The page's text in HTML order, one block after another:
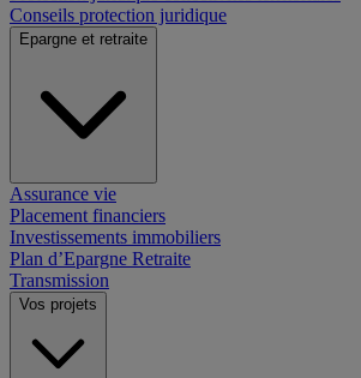
Conseils protection juridique
Epargne et retraite
Assurance vie
Placement financiers
Investissements immobiliers
Plan d’Epargne Retraite
Transmission
Vos projets